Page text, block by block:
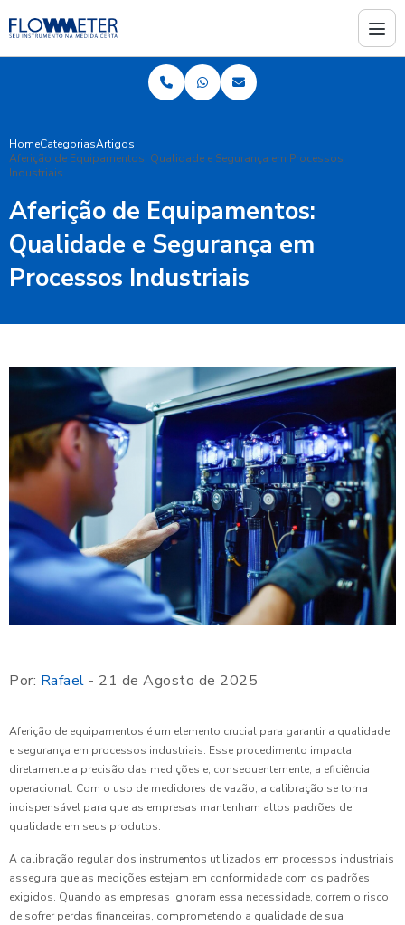
HomeCategoriasArtigos
Aferição de Equipamentos: Qualidade e Segurança em Processos
Industriais
Aferição de Equipamentos:
Qualidade e Segurança em
Processos Industriais
Por: Rafael - 21 de Agosto de 2025
Aferição de equipamentos é um elemento crucial para garantir a qualidade
e segurança em processos industriais. Esse procedimento impacta
diretamente a precisão das medições e, consequentemente, a eficiência
operacional. Com o uso de medidores de vazão, a calibração se torna
indispensável para que as empresas mantenham altos padrões de
qualidade em seus produtos.
A calibração regular dos instrumentos utilizados em processos industriais
assegura que as medições estejam em conformidade com os padrões
exigidos. Quando as empresas ignoram essa necessidade, correm o risco
de sofrer perdas financeiras, comprometendo a qualidade de sua